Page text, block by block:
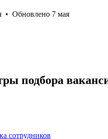
• Обновлено 7 мая
подбора
сотрудников